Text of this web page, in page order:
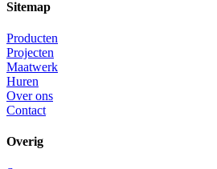
Sitemap
Producten
Projecten
Maatwerk
Huren
Over ons
Contact
Overig